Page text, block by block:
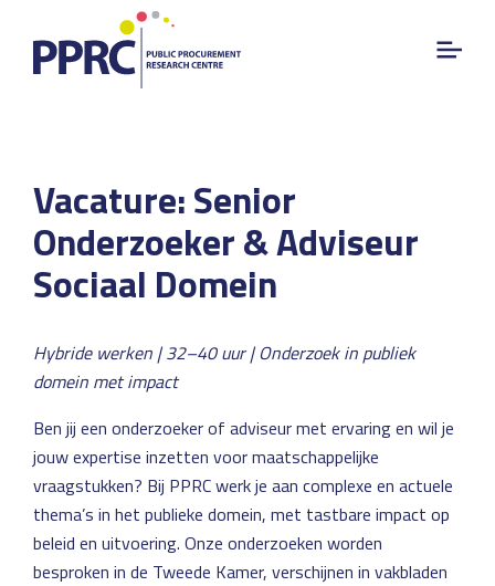
Vacature: Senior
Onderzoeker & Adviseur
Sociaal Domein
Hybride werken | 32–40 uur | Onderzoek in publiek
domein met impact
Ben jij een onderzoeker of adviseur met ervaring en wil je
jouw expertise inzetten voor maatschappelijke
vraagstukken? Bij PPRC werk je aan complexe en actuele
thema’s in het publieke domein, met tastbare impact op
beleid en uitvoering. Onze onderzoeken worden
besproken in de Tweede Kamer, verschijnen in vakbladen